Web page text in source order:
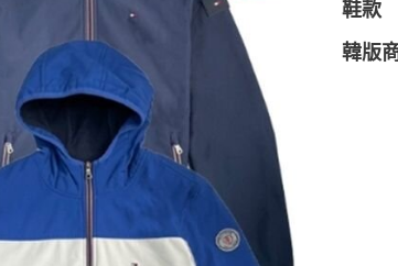
鞋款
韓版